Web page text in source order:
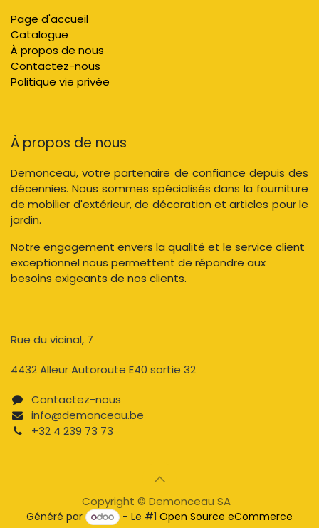
Page d'accueil
Catalogue
À propos de nous
Contactez-nous
Politique vie privée
À propos de nous
Demonceau, votre partenaire de confiance depuis des
décennies. Nous sommes spécialisés dans la fourniture
de mobilier d'extérieur, de décoration et articles pour le
jardin.
Notre engagement envers la qualité et le service client
exceptionnel nous permettent de répondre aux
besoins exigeants de nos clients.
Rue du vicinal, 7​
4432 Alleur Autoroute E40 sortie 32
Contactez-nous​
info@demonceau.be
+32 4 239 73 73​​
Copyright © Demonceau SA
Généré par - Le #1Open Source eCommerce